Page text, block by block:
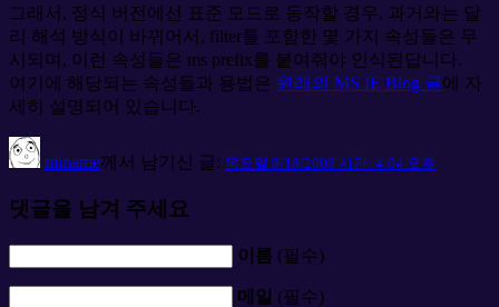
그래서, 정식 버전에선 표준 모드로 동작할 경우, 과거와는 달
리 해석 방식이 바뀌어서, filter를 포함한 몇 가지 속성들은 무
시되며, 이런 속성들은 ms prefix를 붙여줘야 인식된답니다.
여기에 해당되는 속성들과 용법은 원래의 MS IE Blog 글에 자
세히 설명되어 있습니다.
miname께서 남기신 글: 목요일 9/18/2008 시간: 4:04 오후
댓글을 남겨 주세요
이름 (필수)
메일 (필수)